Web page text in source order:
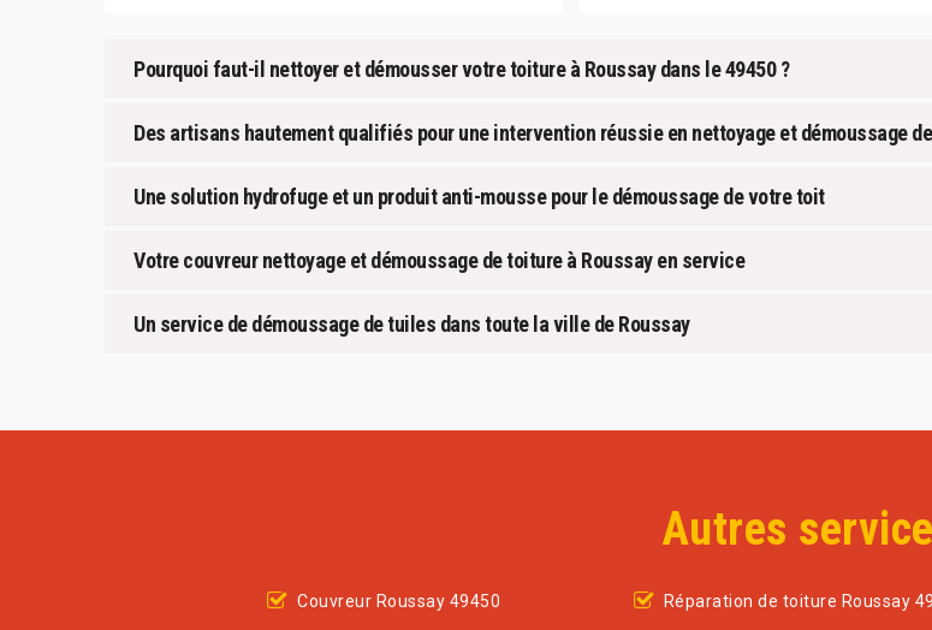
Pourquoi faut-il nettoyer et démousser votre toiture à Roussay dans le 49450 ?
Des artisans hautement qualifiés pour une intervention réussie en nettoyage et démoussage
Une solution hydrofuge et un produit anti-mousse pour le démoussage de votre toit
Votre couvreur nettoyage et démoussage de toiture à Roussay en service
Un service de démoussage de tuiles dans toute la ville de Roussay
Autres
Couvreur Roussay 49450 Réparation de toiture Roussay